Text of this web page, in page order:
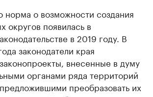
норма о возможности создания
округов появилась в
в 2019 году. В
законодатели края
внесенные в думу
органами ряда территорий
преобразовать их